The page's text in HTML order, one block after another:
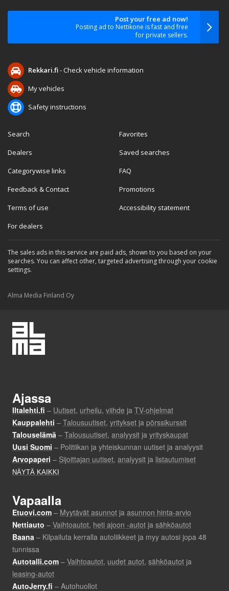
Post your free ad now!
Posting ad to Nettikone is fast and free
for private sellers.
Rekkari.fi- Check vehicle information
My vehicles
Safety instructions
Search
Dealers
Categorywise links
Feedback & Contact
Terms of use
For dealers
Favorites
Saved searches
FAQ
Promotions
Accessibility statement
The sales ads in this service are paid ads, shown to you based on your
searches. You can affect other, targeted advertising through your cookie
settings.
Alma Media Finland Oy